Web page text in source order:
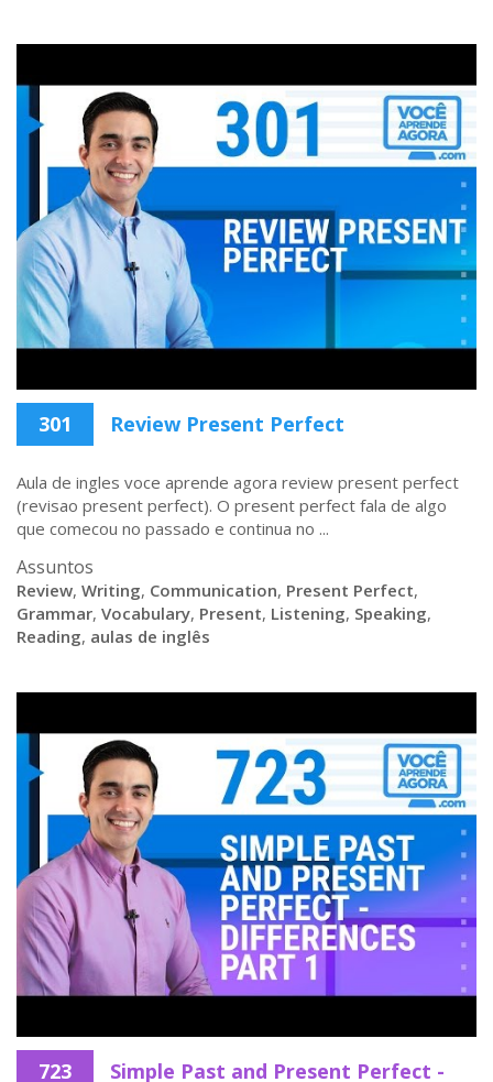
301 Review Present Perfect
Aula de ingles voce aprende agora review present perfect
(revisao present perfect). O present perfect fala de algo
que comecou no passado e continua no ...
Assuntos
Review, Writing, Communication, Present Perfect,
Grammar, Vocabulary, Present, Listening, Speaking,
Reading, aulas de inglês
723
Simple Past and Present Perfect -